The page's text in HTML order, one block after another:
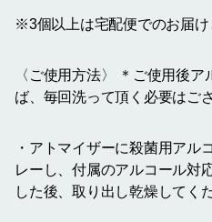
※3個以上は宅配便でのお届け
〈ご使用方法〉 ＊ご使用後
ば、毎回洗って頂く必要はご
・アトマイザーに殺菌用アル
レーし、付属のアルコール対
した後、取り出し乾燥してく